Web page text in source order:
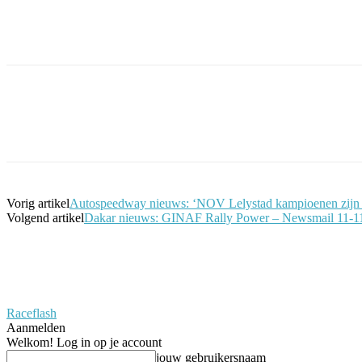
Vorig artikelAutospeedway nieuws: ‘NOV Lelystad kampioenen zijn
Volgend artikelDakar nieuws: GINAF Rally Power – Newsmail 11-
Raceflash
Aanmelden
Welkom! Log in op je account
jouw gebruikersnaam